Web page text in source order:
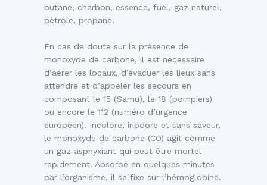
butane, charbon, essence, fuel, gaz naturel,
pétrole, propane.
En cas de doute sur la présence de
monoxyde de carbone, il est nécessaire
d’aérer les locaux, d’évacuer les lieux sans
attendre et d’appeler les secours en
composant le 15 (Samu), le 18 (pompiers)
ou encore le 112 (numéro d’urgence
européen). Incolore, inodore et sans saveur,
le monoxyde de carbone (CO) agit comme
un gaz asphyxiant qui peut être mortel
rapidement. Absorbé en quelques minutes
par l’organisme, il se fixe sur l’hémoglobine.